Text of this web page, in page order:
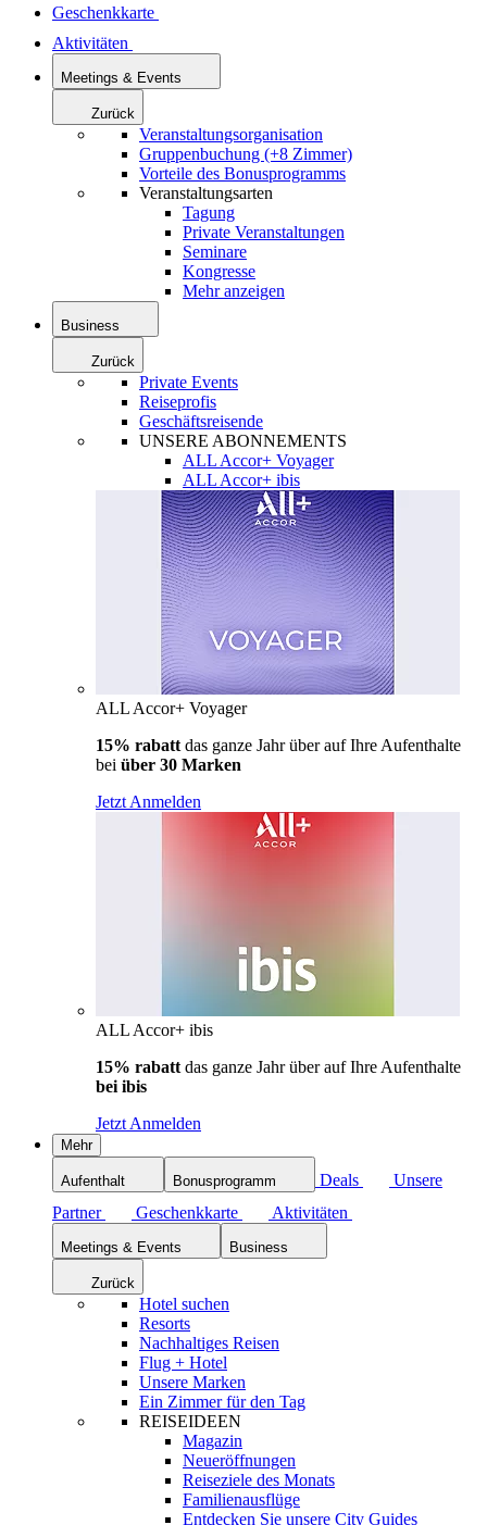
Geschenkkarte
Aktivitäten
Meetings & Events
Zurück
Veranstaltungsorganisation
Gruppenbuchung (+8 Zimmer)
Vorteile des Bonusprogramms
Veranstaltungsarten
Tagung
Private Veranstaltungen
Seminare
Kongresse
Mehr anzeigen
Business
Zurück
Private Events
Reiseprofis
Geschäftsreisende
UNSERE ABONNEMENTS
ALL Accor+ Voyager
ALL Accor+ ibis
ALL Accor+ Voyager
15% rabatt das ganze Jahr über auf Ihre Aufenthalte
bei über 30 Marken
Jetzt Anmelden
ALL Accor+ ibis
15% rabatt das ganze Jahr über auf Ihre Aufenthalte
bei ibis
Jetzt Anmelden
Mehr
Aufenthalt Bonusprogramm Deals
Unsere
Partner
Geschenkkarte Aktivitäten
Meetings & Events Business
Zurück
Hotel suchen
Resorts
Nachhaltiges Reisen
Flug + Hotel
Unsere Marken
Ein Zimmer für den Tag
REISEIDEEN
Magazin
Neueröffnungen
Reiseziele des Monats
Familienausflüge
Entdecken Sie unsere City Guides